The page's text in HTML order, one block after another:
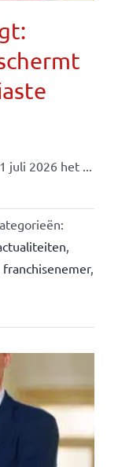
2026 het ...
franchisenemer,